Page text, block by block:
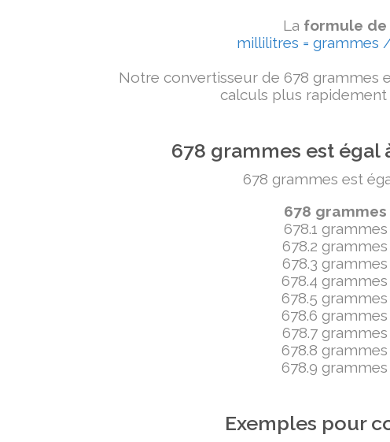
La formule de
millilitres = grammes
Notre convertisseur de 678 grammes
calculs plus
678 grammes est
678 grammes est
678
678.1
678.2
678.3
678.4
678.5
678.6
678.7
678.8
678.9
Exemples pour